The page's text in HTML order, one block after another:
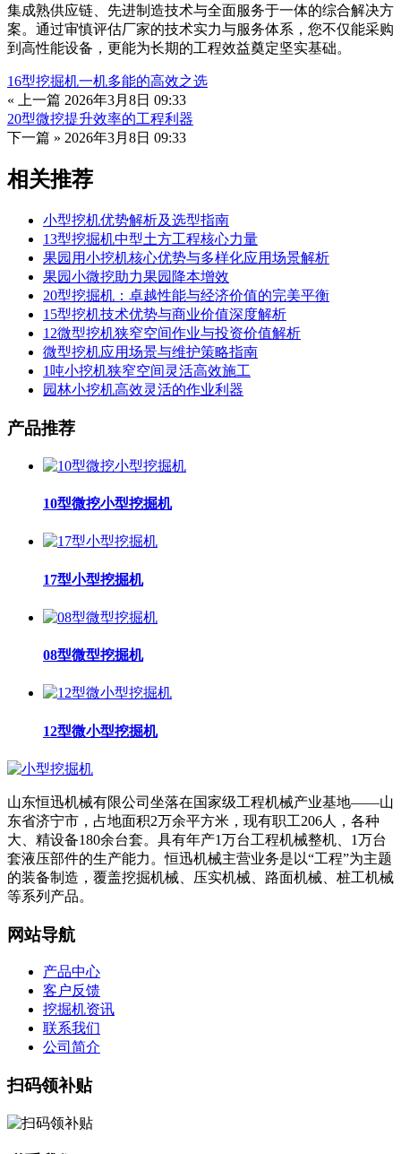
集成熟供应链、先进制造技术与全面服务于一体的综合解决方
案。通过审慎评估厂家的技术实力与服务体系，您不仅能采购
到高性能设备，更能为长期的工程效益奠定坚实基础。
16型挖掘机一机多能的高效之选
« 上一篇 2026年3月8日 09:33
20型微挖提升效率的工程利器
下一篇 » 2026年3月8日 09:33
相关推荐
小型挖机优势解析及选型指南
13型挖掘机中型土方工程核心力量
果园用小挖机核心优势与多样化应用场景解析
果园小微挖助力果园降本增效
20型挖掘机：卓越性能与经济价值的完美平衡
15型挖机技术优势与商业价值深度解析
12微型挖机狭窄空间作业与投资价值解析
微型挖机应用场景与维护策略指南
1吨小挖机狭窄空间灵活高效施工
园林小挖机高效灵活的作业利器
产品推荐
10型微挖小型挖掘机
17型小型挖掘机
08型微型挖掘机
12型微小型挖掘机
山东恒迅机械有限公司坐落在国家级工程机械产业基地——山
东省济宁市，占地面积2万余平方米，现有职工206人，各种
大、精设备180余台套。具有年产1万台工程机械整机、1万台
套液压部件的生产能力。恒迅机械主营业务是以“工程”为主题
的装备制造，覆盖挖掘机械、压实机械、路面机械、桩工机械
等系列产品。
网站导航
产品中心
客户反馈
挖掘机资讯
联系我们
公司简介
扫码领补贴